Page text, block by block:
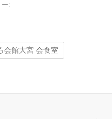
:
会館大宮 会食室